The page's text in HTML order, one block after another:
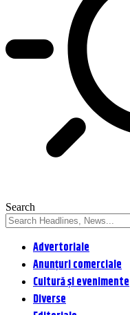
Search
Advertoriale
Anunțuri comerciale
Cultură și evenimente
Diverse